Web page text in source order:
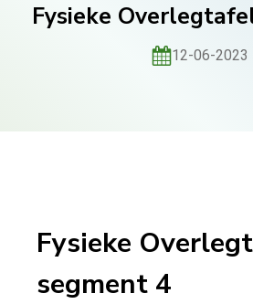
Fysieke
12-06-2023
Fysieke
segment 4